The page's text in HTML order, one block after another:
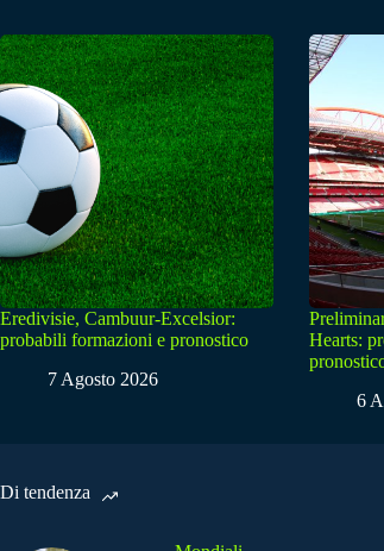
Eredivisie, Cambuur-Excelsior:
probabili formazioni e pronostico
7 Agosto 2026
Hearts:
6
Di tendenza